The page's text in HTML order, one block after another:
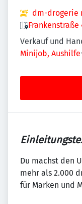
dm-drogerie
Frankenstraße
Verkauf und
Minijob, Aushilfe
Du machst den
mehr als 2.000
für Marken und